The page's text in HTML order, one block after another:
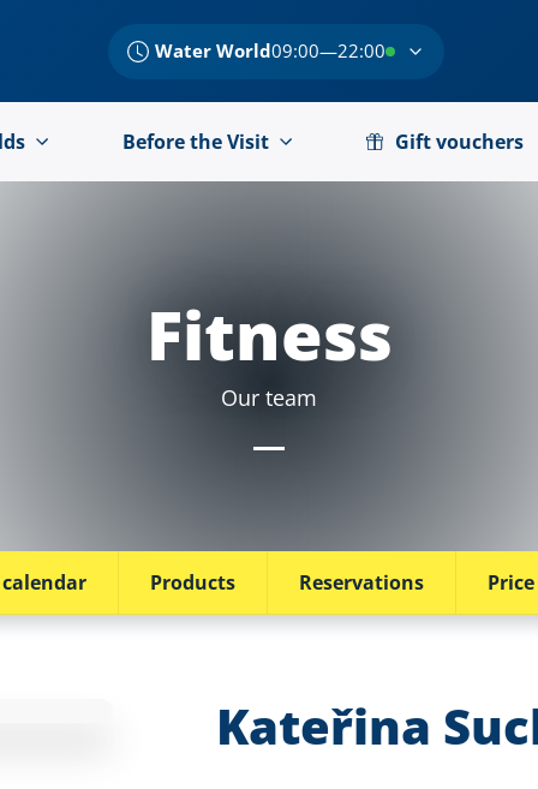
Water World09:00—22:00
Before the Visit Gift vouchers
Fitness
Our team
Products Reservations
Kateřina